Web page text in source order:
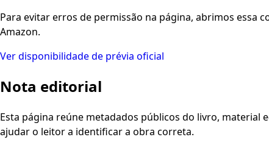
Para evitar erros de permissão na página, abrimos essa
Amazon.
Ver disponibilidade de prévia oficial
Nota editorial
Esta página reúne metadados públicos do livro, material
ajudar o leitor a identificar a obra correta.